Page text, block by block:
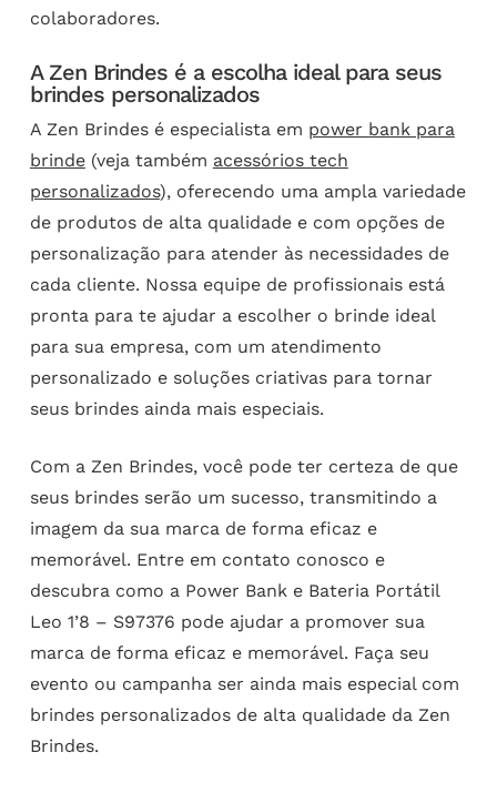
colaboradores.
A Zen Brindes é a escolha ideal para seus
brindes personalizados
A Zen Brindes é especialista em power bank para
brinde(veja também acessórios tech
personalizados), oferecendo uma ampla variedade
de produtos de alta qualidade e com opções de
personalização para atender às necessidades de
cada cliente. Nossa equipe de profissionais está
pronta para te ajudar a escolher o brinde ideal
para sua empresa, com um atendimento
personalizado e soluções criativas para tornar
seus brindes ainda mais especiais.
Com a Zen Brindes, você pode ter certeza de que
seus brindes serão um sucesso, transmitindo a
imagem da sua marca de forma eficaz e
memorável. Entre em contato conosco e
descubra como a Power Bank e Bateria Portátil
Leo 1’8 – S97376 pode ajudar a promover sua
marca de forma eficaz e memorável. Faça seu
evento ou campanha ser ainda mais especial com
brindes personalizados de alta qualidade da Zen
Brindes.